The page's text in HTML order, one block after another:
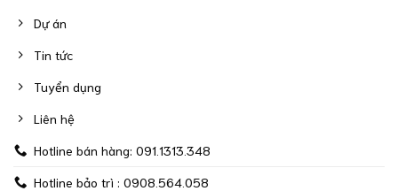
Dự án
Tin tức
Tuyển dụng
Liên hệ
Hotline bán hàng: 091.1313.348
Hotline bảo trì : 0908.564.058